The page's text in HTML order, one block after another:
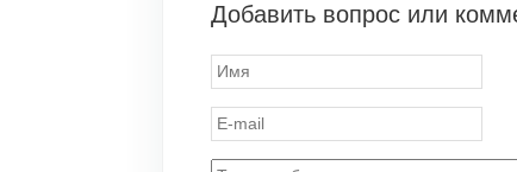
Добавить вопрос или